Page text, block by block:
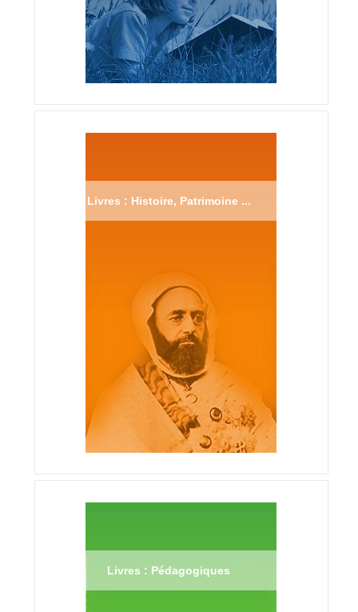
Livres : Histoire, Patrimoine ...
Livres : Pédagogiques